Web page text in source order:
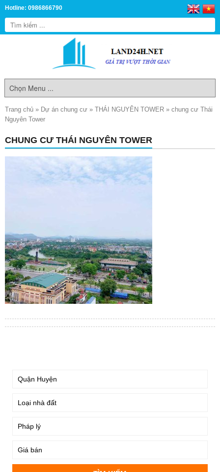
Hotline: 0986866790
Trang chủ » Dự án chung cư » THÁI NGUYÊN TOWER » chung cư Thái
Nguyên Tower
CHUNG CƯ THÁI NGUYÊN TOWER